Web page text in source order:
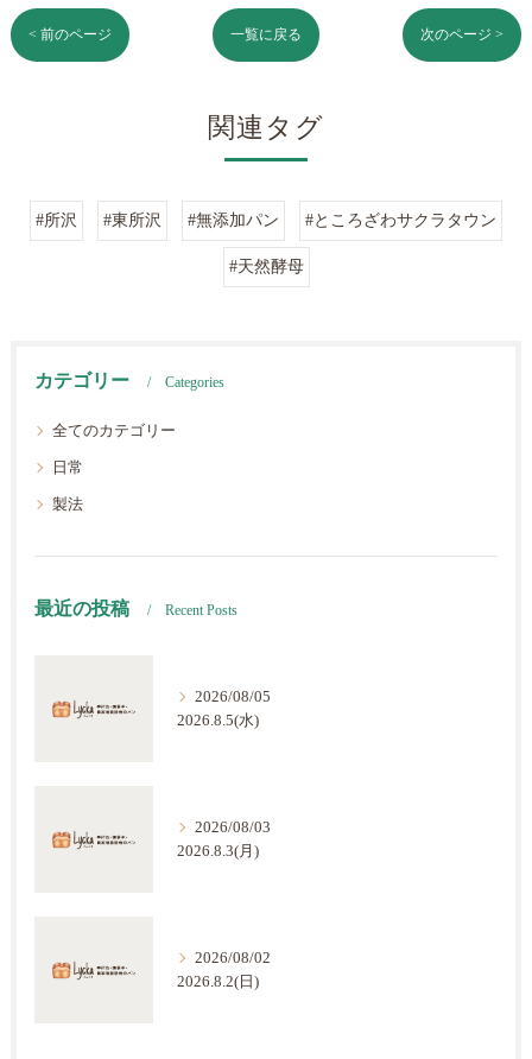
< 前のページ 一覧に戻る 次のページ >
関連タグ
#所沢 #東所沢 #無添加パン #ところざわサクラタウン
#天然酵母
カテゴリー Categories
全てのカテゴリー
日常
製法
最近の投稿 Recent Posts
2026/08/05
2026.8.5(水)
2026/08/03
2026.8.3(月)
2026/08/02
2026.8.2(日)